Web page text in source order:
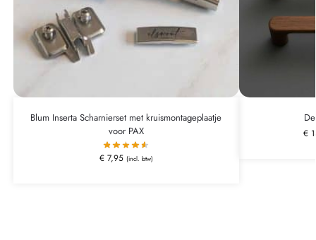
Blum Inserta Scharnierset met kruismontageplaatje
voor PAX
€7,95 (incl. btw)
€